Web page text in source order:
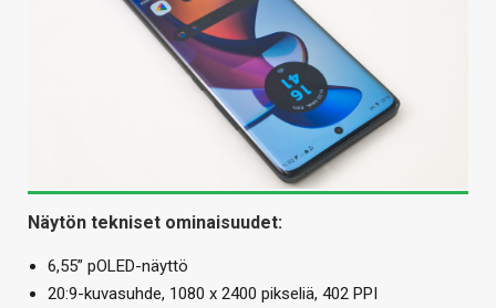
Näytön tekniset ominaisuudet:
6,55” pOLED-näyttö
20:9-kuvasuhde, 1080 x 2400 pikseliä, 402 PPI